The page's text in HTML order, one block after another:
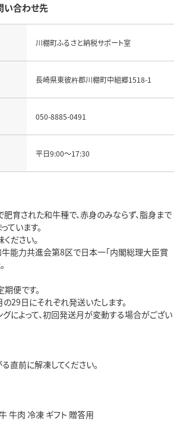
い合わせ先
川棚町ふるさと納税サポート室
長崎県東彼杵郡川棚町中組郷1518-1
050-8885-0491
平日9:00～17:30
育された和牛種で、赤身のみならず、脂身まで
ています。
ださい。
能力共進会第8区で日本一「内閣総理大臣賞
便です。
の29日にそれぞれ発送いたします。
によって、初回発送月が変動する場合がござい
直前に解凍してください。
牛肉 冷凍 ギフト 贈答用